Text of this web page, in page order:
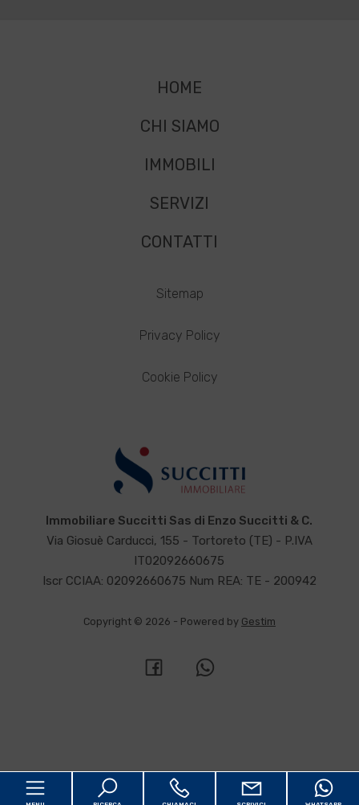
HOME
CHI SIAMO
IMMOBILI
SERVIZI
CONTATTI
Sitemap
Privacy Policy
Cookie Policy
Immobiliare Succitti Sas di Enzo Succitti & C.
Via Giosuè Carducci, 155 - Tortoreto (TE) - P.IVA
IT02092660675
Iscr CCIAA: 02092660675 Num REA: TE - 200942
Copyright © 2026 - Powered by Gestim